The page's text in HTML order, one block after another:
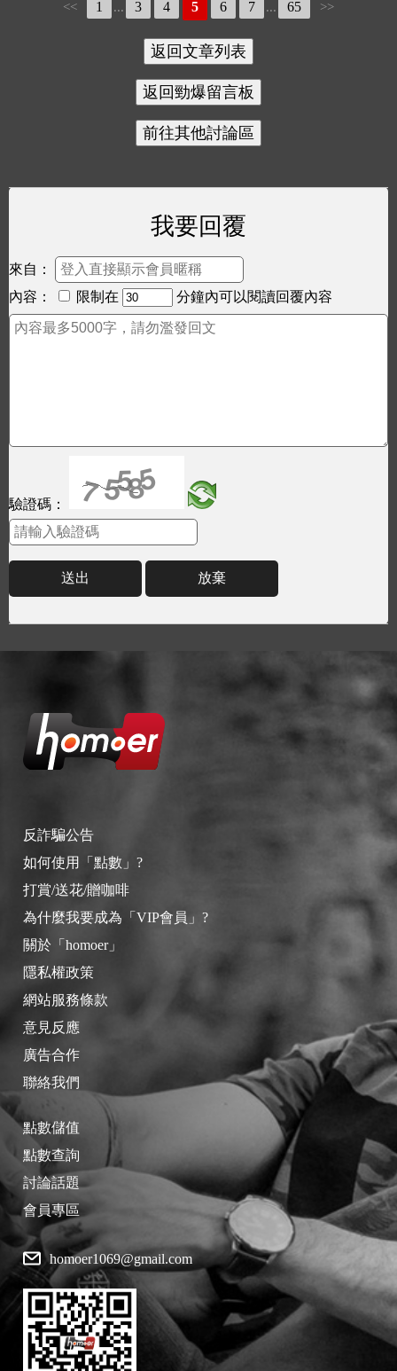
<< 1 ... 3 4 5 6 7 ... 65 >>
我要回覆
來自：
內容：
限制在 分鐘內可以閱讀回覆內容
驗證碼：
送出 放棄
反詐騙公告
如何使用「點數」?
打賞/送花/贈咖啡
為什麼我要成為「VIP會員」?
關於「homoer」
隱私權政策
網站服務條款
意見反應
廣告合作
聯絡我們
點數儲值
點數查詢
討論話題
會員專區
homoer1069@gmail.com